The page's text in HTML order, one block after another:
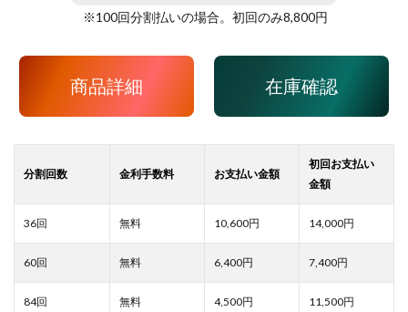
※100回分割払いの場合。初回のみ8,800円
商品詳細 在庫確認
10,600 14,000
6,400 7,400
4,500 11,500